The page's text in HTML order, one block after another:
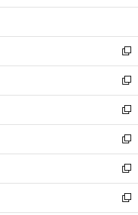
開
ウ
開
く
ン
ウ
で
開
く
ウ
ン
ド
ウ
で
開
く
新
し
い
ウ
ィ
ン
ド
ウ
で
開
く
新
し
い
ウ
ィ
ン
ド
ウ
で
開
新
し
い
ウ
ィ
ン
ド
新
し
い
ウ
ィ
新
し
い
新